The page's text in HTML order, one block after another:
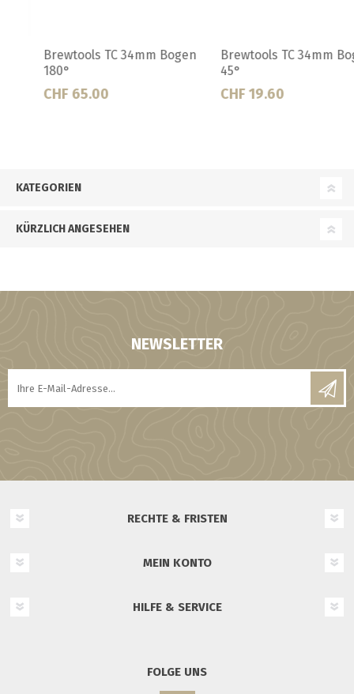
Brewtools TC 34mm Bogen
CHF 19.60
Brewtools TC 34mm Bogen
CHF 24.64
KATEGORIEN
KÜRZLICH ANGESEHEN
NEWSLETTER
RECHTE & FRISTEN
MEIN KONTO
HILFE & SERVICE
FOLGE UNS